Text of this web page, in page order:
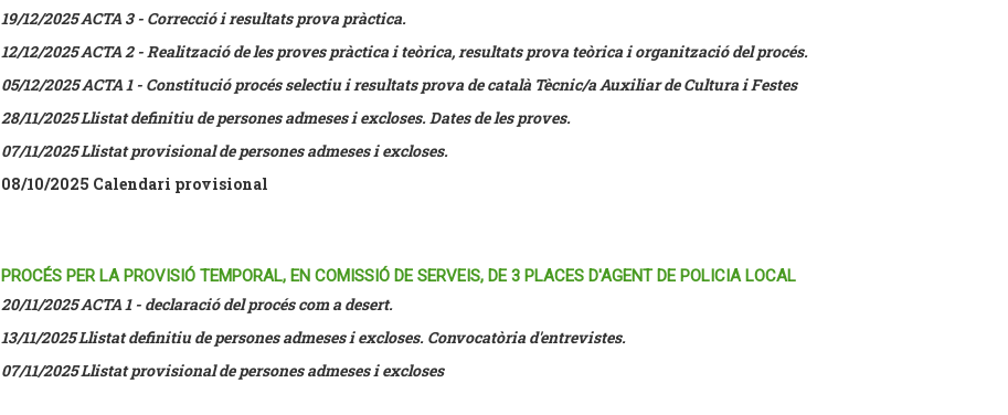
19/12/2025 ACTA 3 - Correcció i resultats prova pràctica.
12/12/2025 ACTA 2 - Realització de les proves pràctica i teòrica, resultats prova teòrica i organització del procés.
05/12/2025 ACTA 1 - Constitució procés selectiu i resultats prova de català Tècnic/a Auxiliar de Cultura i Festes
28/11/2025 Llistat definitiu de persones admeses i excloses. Dates de les proves.
07/11/2025 Llistat provisional de persones admeses i excloses.
08/10/2025 Calendari provisional
PROCÉS PER LA PROVISIÓ TEMPORAL, EN COMISSIÓ DE SERVEIS, DE 3 PLACES D'AGENT DE POLICIA LOCAL
20/11/2025 ACTA 1 - declaració del procés com a desert.
13/11/2025 Llistat definitiu de persones admeses i excloses. Convocatòria d'entrevistes.
07/11/2025 Llistat provisional de persones admeses i excloses